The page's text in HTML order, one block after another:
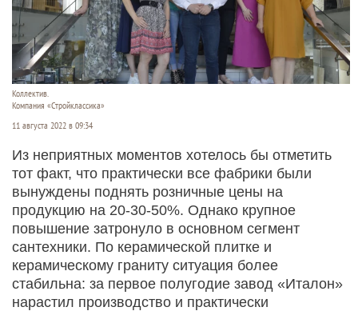
Коллектив.
Компания «Стройклассика»
11 августа 2022 в 09:34
Из неприятных моментов хотелось бы отметить
тот факт, что практически все фабрики были
вынуждены поднять розничные цены на
продукцию на 20-30-50%. Однако крупное
повышение затронуло в основном сегмент
сантехники. По керамической плитке и
керамическому граниту ситуация более
стабильна: за первое полугодие завод «Италон»
нарастил производство и практически